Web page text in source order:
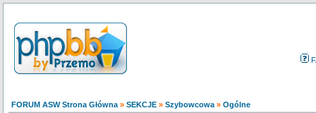
FORUM ASW Strona Główna » SEKCJE » Szybowcowa » Ogólne